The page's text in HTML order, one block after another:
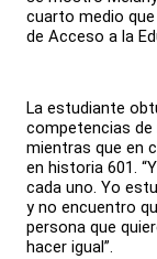
cuarto medio
de Acceso a la
La estudiante
competencias
mientras que en
en historia 601.
cada uno. Yo
y no encuentro
persona que
hacer igual”.